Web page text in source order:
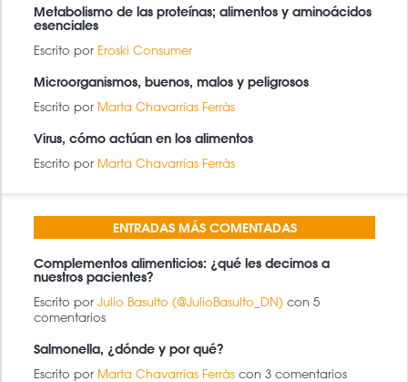
Metabolismo de las proteínas; alimentos y aminoácidos
esenciales
Escrito por Eroski Consumer
Microorganismos, buenos, malos y peligrosos
Escrito por Marta Chavarrías Ferràs
Virus, cómo actúan en los alimentos
Escrito por Marta Chavarrías Ferràs
ENTRADAS MÁS COMENTADAS
Complementos alimenticios: ¿qué les decimos a
nuestros pacientes?
Escrito por Julio Basulto (@JulioBasulto_DN) con 5
comentarios
Salmonella, ¿dónde y por qué?
Escrito por Marta Chavarrías Ferràs con 3 comentarios